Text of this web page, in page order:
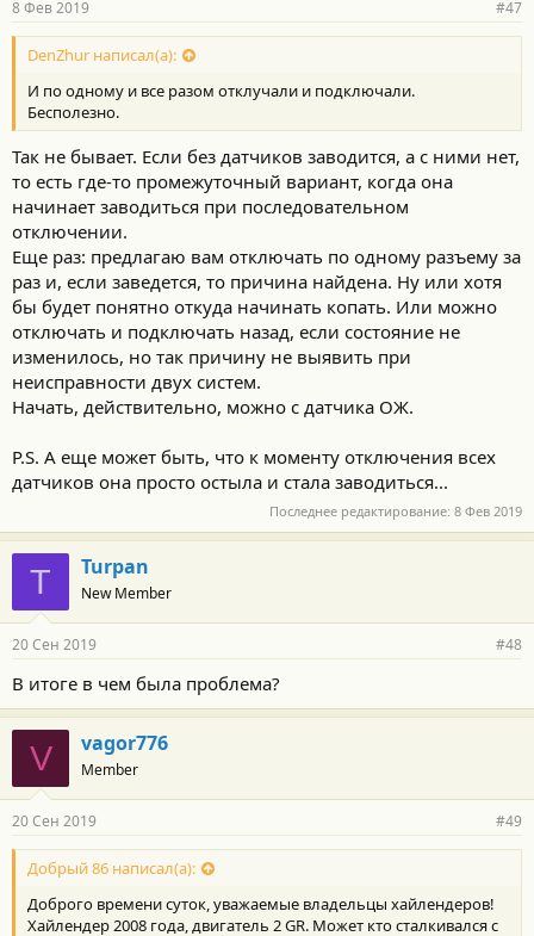
8 Фев 2019 #47
DenZhur написал(а):
И по одному и все разом отклучали и подключали.
Бесполезно.
Так не бывает. Если без датчиков заводится, а с ними нет,
то есть где-то промежуточный вариант, когда она
начинает заводиться при последовательном
отключении.
Еще раз: предлагаю вам отключать по одному разъему за
раз и, если заведется, то причина найдена. Ну или хотя
бы будет понятно откуда начинать копать. Или можно
отключать и подключать назад, если состояние не
изменилось, но так причину не выявить при
неисправности двух систем.
Начать, действительно, можно с датчика ОЖ.
P.S. А еще может быть, что к моменту отключения всех
датчиков она просто остыла и стала заводиться...
Последнее редактирование: 8 Фев 2019
T Turpan
New Member
20 Сен 2019 #48
В итоге в чем была проблема?
V vagor776
Member
20 Сен 2019 #49
Добрый 86 написал(а):
Доброго времени суток, уважаемые владельцы хайлендеров!
Хайлендер 2008 года, двигатель 2 GR. Может кто сталкивался с